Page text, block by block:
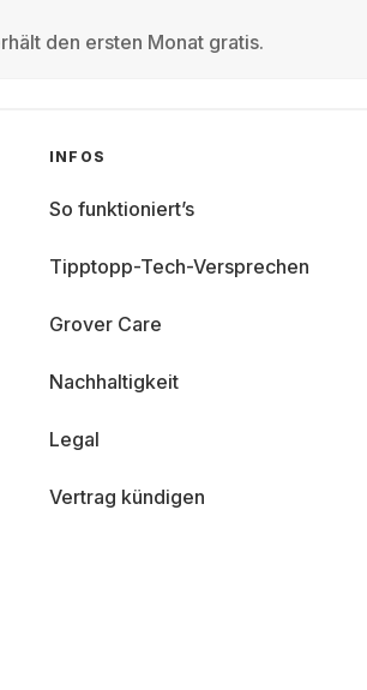
den ersten Monat gratis.
INFOS
So funktioniert’s
Tipptopp-Tech-Versprechen
Grover Care
Nachhaltigkeit
Legal
Vertrag kündigen